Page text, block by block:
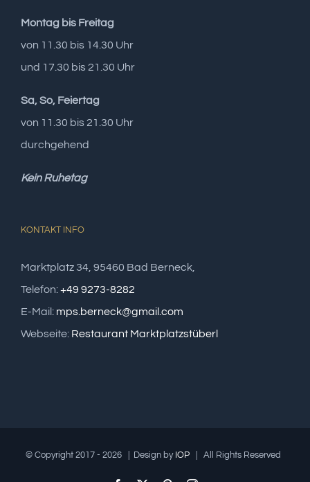
Montag bis Freitag
von 11.30 bis 14.30 Uhr
und 17.30 bis 21.30 Uhr
Sa, So, Feiertag
von 11.30 bis 21.30 Uhr
durchgehend
Kein Ruhetag
KONTAKT INFO
Marktplatz 34, 95460 Bad Berneck,
Telefon:+49 9273-8282
E-Mail: mps.berneck@gmail.com
Webseite: Restaurant Marktplatzstüberl
© Copyright 2017 - 2026 | Design by IOP| All Rights Reserved